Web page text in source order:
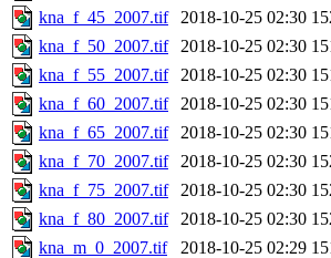
kna_f_45_2007.tif
2018-10-25 02:30
kna_f_50_2007.tif
2018-10-25 02:30
kna_f_55_2007.tif
2018-10-25 02:30
kna_f_60_2007.tif
2018-10-25 02:30
kna_f_65_2007.tif
2018-10-25 02:30
kna_f_70_2007.tif
2018-10-25 02:30
kna_f_75_2007.tif
2018-10-25 02:30
kna_f_80_2007.tif
2018-10-25 02:30
kna_m_0_2007.tif
2018-10-25 02:29